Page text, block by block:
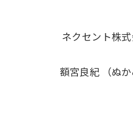
ネクセント株
額宮良紀 （ぬ